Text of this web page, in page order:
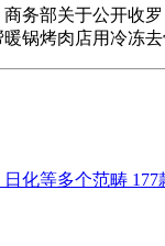
部关于公开收罗
锅烤肉店用冷冻
化等多个范畴 177